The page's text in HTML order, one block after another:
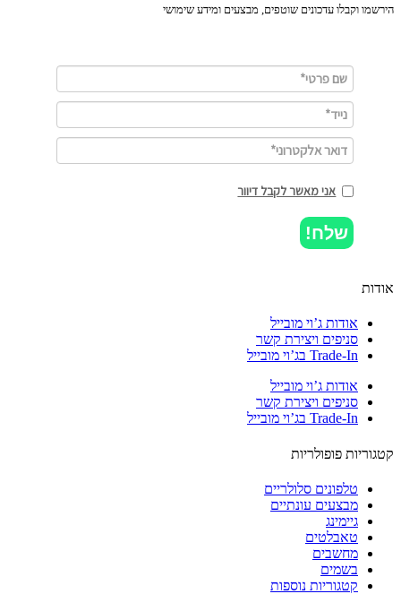
וקבלו עדכונים שוטפים, מבצעים ומידע שימושי
אני מאשר לקבל דיוור
שלח!
אודות ג’וי מובייל
סניפים ויצירת קשר
Trade-In בג’וי מובייל
אודות ג’וי מובייל
סניפים ויצירת קשר
Trade-In בג’וי מובייל
פופולריות
טלפונים סלולריים
מבצעים עונתיים
גיימינג
טאבלטים
מחשבים
בשמים
קטגוריות נוספות